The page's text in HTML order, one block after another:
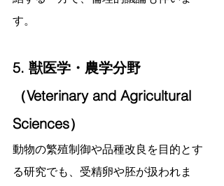
す。
5. 獣医学・農学分野
（Veterinary and Agricultural
Sciences）
動物の繁殖制御や品種改良を目的とす
る研究でも、受精卵や胚が扱われま